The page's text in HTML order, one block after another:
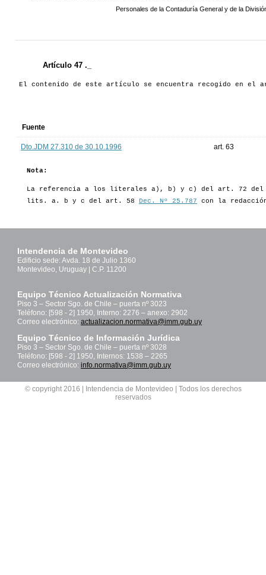
Personales de la Contaduría General y de la
Artículo 47 ._
El contenido de este artículo se encuentra recogido en el
Fuente
Dto.JDM 27.310 de 30.10.1996 art. 63
Nota:
La referencia a los literales a), b) y c) del art. 72
lits. a. b y c del art. 58
Dec. Nº 25.787 con la
Intendencia de Montevideo
Edificio sede: Avda. 18 de Julio 1360
Montevideo, Uruguay | C.P. 11200
Equipo Técnico Actualización Normativa
Piso 3 – Sector Sgo. de Chile – puerta nº 3023
Teléfono: [598 - 2] 1950, Interno: 2276 – anexo: 2902
Correo electrónico: actualizacion.normativa@imm.gub.uy
Equipo Técnico de Información Jurídica
Piso 3 – Sector Sgo. de Chile – puerta nº 3028
Teléfono: [598 - 2] 1950, Internos: 1538 – 2265
Correo electrónico: info.normativa@imm.gub.uy
© copyright 2016 | Intendencia de Montevideo | Todos los derechos
reservados